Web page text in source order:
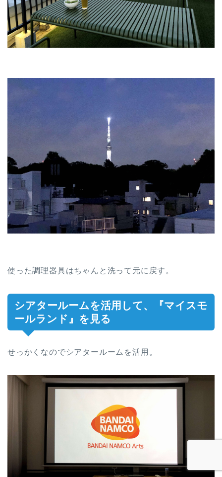
使った調理器具はちゃんと洗って元に戻す。
シアタールームを活用して、『マイスモ
ールランド』を見る
せっかくなのでシアタールームを活用。